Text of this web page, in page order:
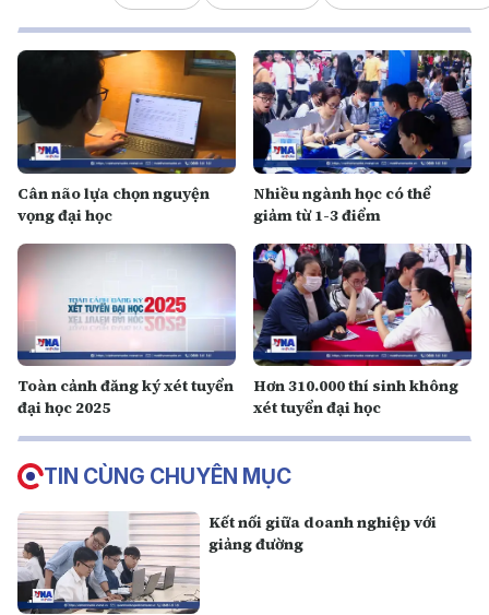
Cân não lựa chọn nguyện
vọng đại học
Nhiều ngành học có thể
giảm từ 1-3 điểm
Toàn cảnh đăng ký xét tuyển
đại học 2025
Hơn 310.000 thí sinh không
xét tuyển đại học
TIN CÙNG CHUYÊN MỤC
Kết nối giữa doanh nghiệp với
giảng đường